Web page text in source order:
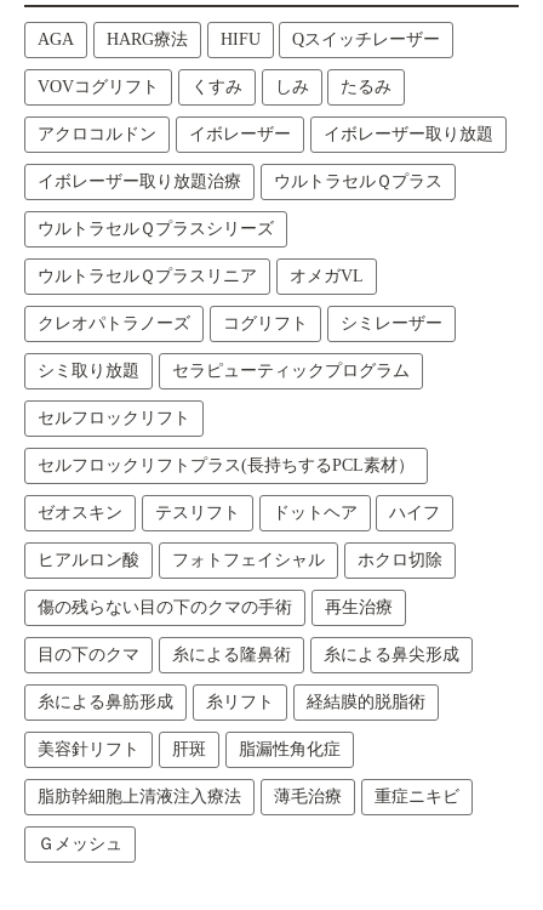
AGA HARG療法 HIFU Qスイッチレーザー
VOVコグリフト くすみ しみ たるみ
アクロコルドン イボレーザー イボレーザー取り放題
イボレーザー取り放題治療 ウルトラセルＱプラス
ウルトラセルＱプラスシリーズ
ウルトラセルＱプラスリニア オメガVL
クレオパトラノーズ コグリフト シミレーザー
シミ取り放題 セラピューティックプログラム
セルフロックリフト
セルフロックリフトプラス(長持ちするPCL素材）
ゼオスキン テスリフト ドットヘア ハイフ
ヒアルロン酸 フォトフェイシャル ホクロ切除
傷の残らない目の下のクマの手術 再生治療
目の下のクマ 糸による隆鼻術 糸による鼻尖形成
糸による鼻筋形成 糸リフト 経結膜的脱脂術
美容針リフト 肝斑 脂漏性角化症
脂肪幹細胞上清液注入療法 薄毛治療 重症ニキビ
Ｇメッシュ